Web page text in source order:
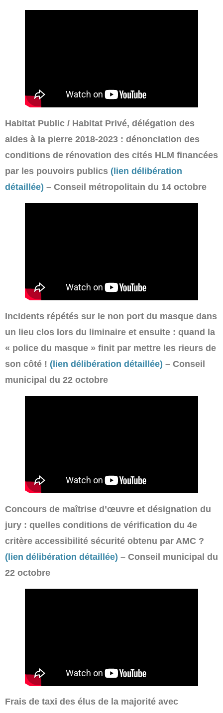
Habitat Public / Habitat Privé, délégation des
aides à la pierre 2018-2023 : dénonciation des
conditions de rénovation des cités HLM financées
par les pouvoirs publics (lien délibération
détaillée) – Conseil métropolitain du 14 octobre
Incidents répétés sur le non port du masque dans
un lieu clos lors du liminaire et ensuite : quand la
« police du masque » finit par mettre les rieurs de
son côté ! (lien délibération détaillée) – Conseil
municipal du 22 octobre
Concours de maîtrise d’œuvre et désignation du
jury : quelles conditions de vérification du 4e
critère accessibilité sécurité obtenu par AMC ?
(lien délibération détaillée) – Conseil municipal du
22 octobre
Frais de taxi des élus de la majorité avec